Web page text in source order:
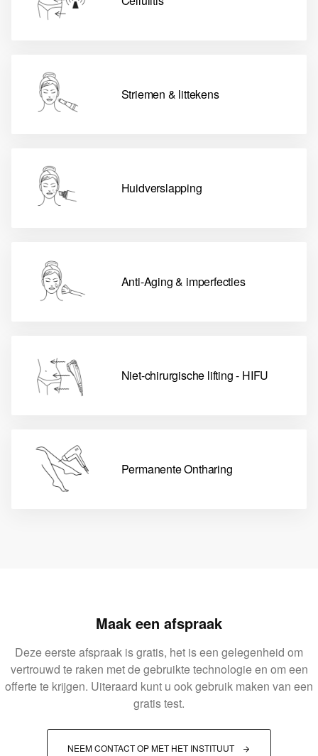
Striemen & littekens
Huidverslapping
Anti-Aging & imperfecties
Niet-chirurgische lifting - HIFU
Permanente Ontharing
Maak een afspraak
Deze eerste afspraak is gratis, het is een gelegenheid om
vertrouwd te raken met de gebruikte technologie en om een
offerte te krijgen. Uiteraard kunt u ook gebruik maken van een
gratis test.
NEEM CONTACT OP MET HET INSTITUUT